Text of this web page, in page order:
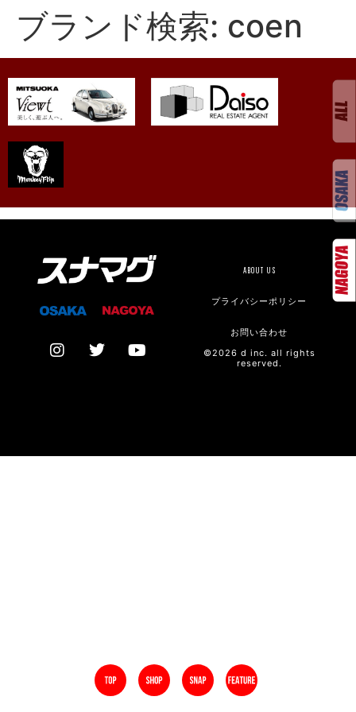
ブランド検索: coen
ABOUT US
プライバシーポリシー
お問い合わせ
©2026 d inc. all rights
reserved.